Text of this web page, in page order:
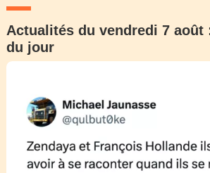
Actualités du vendredi 7 août
du jour